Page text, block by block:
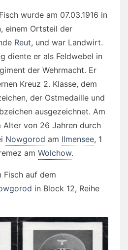
wurde am 07.03.1916 in
einem Ortsteil der
Reut, und war Landwirt.
diente er als Feldwebel in
der Wehrmacht. Er
Kreuz 2. Klasse, dem
der Ostmedaille und
ausgezeichnet. Am
Alter von 26 Jahren durch
Nowgorod am Ilmensee, 1
am Wolchow.
Fisch auf dem
in Block 12, Reihe